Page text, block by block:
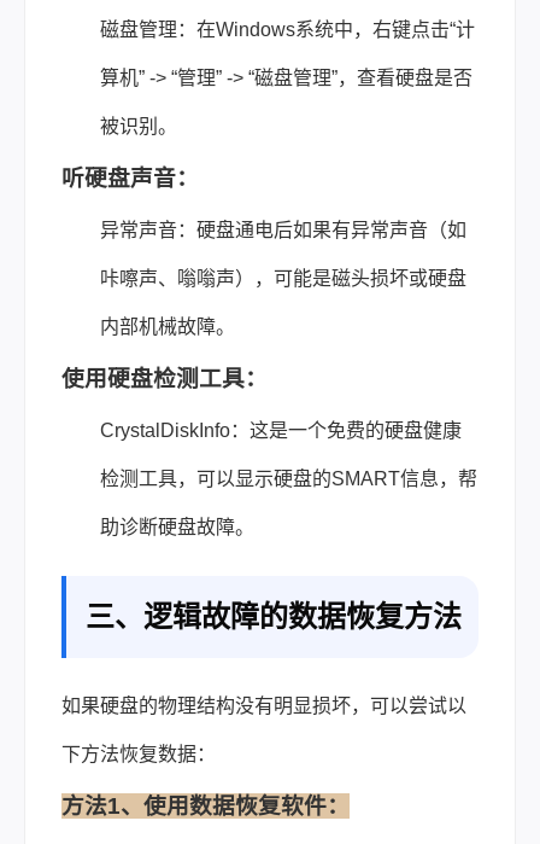
磁盘管理：在Windows系统中，右键点击“计
算机” -> “管理” -> “磁盘管理”，查看硬盘是否
被识别。
听硬盘声音：
异常声音：硬盘通电后如果有异常声音（如
咔嚓声、嗡嗡声），可能是磁头损坏或硬盘
内部机械故障。
使用硬盘检测工具：
CrystalDiskInfo：这是一个免费的硬盘健康
检测工具，可以显示硬盘的SMART信息，帮
助诊断硬盘故障。
三、逻辑故障的数据恢复方法
如果硬盘的物理结构没有明显损坏，可以尝试以
下方法恢复数据：
方法1、使用数据恢复软件：